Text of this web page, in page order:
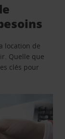
location de
Quelle que
clés pour